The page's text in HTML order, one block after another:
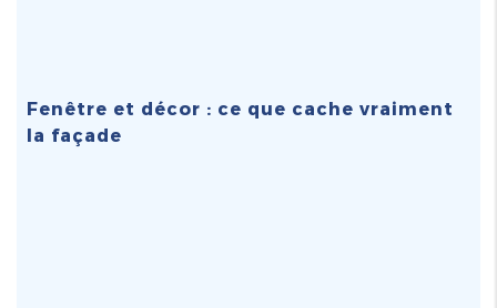
Fenêtre et décor : ce que cache vraiment
la façade